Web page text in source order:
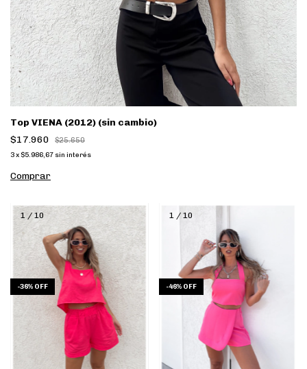
Top VIENA (2012) (sin cambio)
$17.960
$25.650
3x $5.986,67 sin interés
Comprar
1 / 10
-36% OFF
1/ 10
-46% OFF